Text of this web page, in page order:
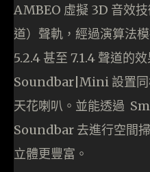
AMBEO 虛擬 3D 音效
道）聲軌，經過演算法
5.2.4 甚至 7.1.4 聲道的
Soundbar|Mini 設置同
天花喇叭。並能透過
Soundbar 去進行空間
立體更豐富。